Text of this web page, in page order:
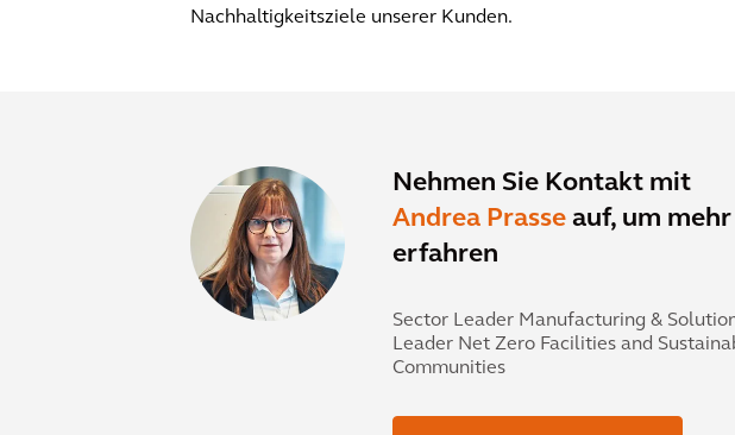
Nachhaltigkeitsziele unserer Kunden.
Nehmen Sie Kontakt mit
Andrea Prasse auf, um mehr
erfahren
Sector Leader Manufacturing &
Leader Net Zero Facilities and
Communities